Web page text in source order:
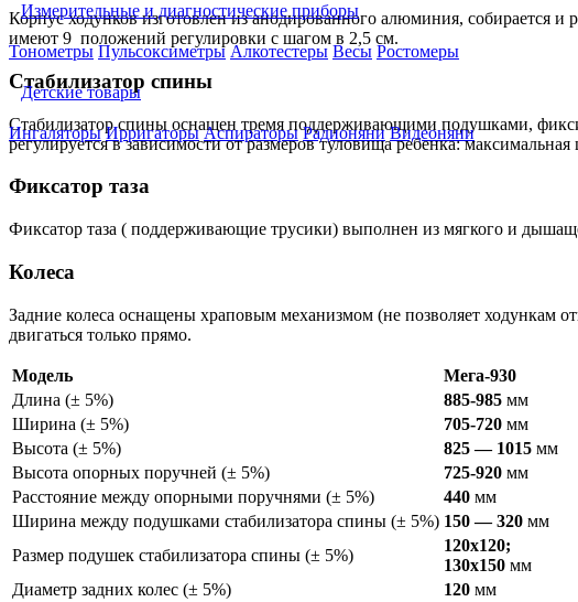
Измерительные и диагностические приборы
Тонометры Пульсоксиметры Алкотестеры Весы Ростомеры
Детские товары
Ингаляторы Ирригаторы Аспираторы Радионяни Видеоняни
Корпус ходунков изготовлен из анодированного алюминия, собирается
имеют 9 положений регулировки с шагом в 2,5 см.
Стабилизатор спины
Стабилизатор спины оснащен тремя поддерживающими подушками,
регулируется в зависимости от размеров туловища ребенка:
Фиксатор таза
Фиксатор таза ( поддерживающие трусики) выполнен из мягкого и
Колеса
Задние колеса оснащены храповым механизмом (не позволяет ходункам
двигаться только прямо.
Модель
Мега-930
Длина (± 5%)
885-985 мм
Ширина (± 5%)
705-720 мм
Высота (± 5%)
825 — 1015 мм
Высота опорных поручней (± 5%)
725-920 мм
Расстояние между опорными поручнями (± 5%)
440 мм
Ширина между подушками стабилизатора спины (± 5%) 150 — 320 мм
Размер подушек стабилизатора спины (± 5%)
120х120;
130х150 мм
Диаметр задних колес (± 5%)
120 мм